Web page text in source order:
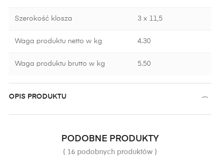
Szerokość klosza 3 x 11,5
Waga produktu netto w kg 4.30
Waga produktu brutto w kg 5.50
OPIS PRODUKTU
PODOBNE PRODUKTY
( 16 podobnych produktów )